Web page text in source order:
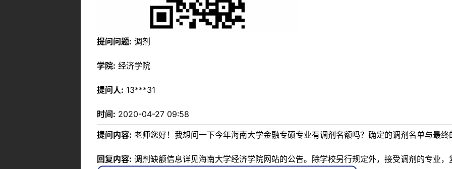
提问问题: 调剂
学院: 经济学院
提问人: 13***31
时间: 2020-04-27 09:58
提问内容: 老师您好！我想问一下今年海南大学金融专硕专业有调剂名额吗？确定的调剂名单与最
回复内容: 调剂缺额信息详见海南大学经济学院网站的公告。除学校另行规定外，接受调剂的专业，